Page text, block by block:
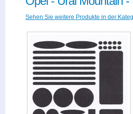
Sehen Sie weitere Produkte in der